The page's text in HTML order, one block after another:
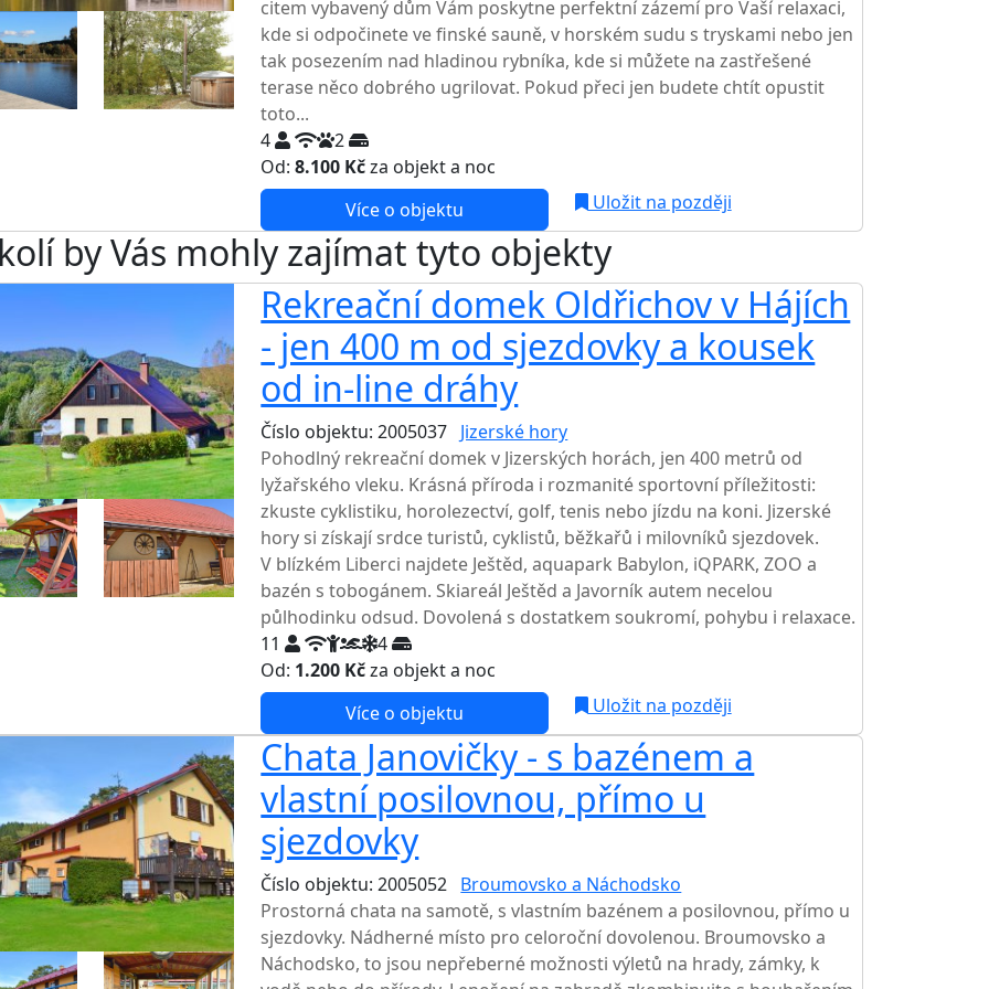
citem vybavený dům Vám poskytne perfektní zázemí pro Vaší relaxaci,
kde si odpočinete ve finské sauně, v horském sudu s tryskami nebo jen
tak posezením nad hladinou rybníka, kde si můžete na zastřešené
terase něco dobrého ugrilovat. Pokud přeci jen budete chtít opustit
toto...
4
2
Od:8.100 Kčza objekt a noc
Více o objektu Uložit na později
by Vás mohly zajímat tyto objekty
Rekreační domek Oldřichov v Hájích
- jen 400 m od sjezdovky a kousek
od in-line dráhy
Číslo objektu: 2005037 Jizerské hory
Pohodlný rekreační domek v Jizerských horách, jen 400 metrů od
lyžařského vleku. Krásná příroda i rozmanité sportovní příležitosti:
zkuste cyklistiku, horolezectví, golf, tenis nebo jízdu na koni. Jizerské
hory si získají srdce turistů, cyklistů, běžkařů i milovníků sjezdovek.
V blízkém Liberci najdete Ještěd, aquapark Babylon, iQPARK, ZOO a
bazén s tobogánem. Skiareál Ještěd a Javorník autem necelou
půlhodinku odsud. Dovolená s dostatkem soukromí, pohybu i relaxace.
11
4
Od: 1.200 Kčza objekt a noc
Více o objektu Uložit na později
Chata Janovičky - s bazénem a
vlastní posilovnou, přímo u
sjezdovky
Číslo objektu: 2005052 Broumovsko a Náchodsko
Prostorná chata na samotě, s vlastním bazénem a posilovnou, přímo u
sjezdovky. Nádherné místo pro celoroční dovolenou. Broumovsko a
Náchodsko, to jsou nepřeberné možnosti výletů na hrady, zámky, k